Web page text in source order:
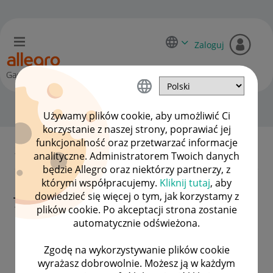
Używamy plików cookie, aby umożliwić Ci
korzystanie z naszej strony, poprawiać jej
funkcjonalność oraz przetwarzać informacje
analityczne. Administratorem Twoich danych
będzie Allegro oraz niektórzy partnerzy, z
którymi współpracujemy. Kliknij tutaj, aby
dowiedzieć się więcej o tym, jak korzystamy z
plików cookie. Po akceptacji strona zostanie
automatycznie odświeżona.
Zgodę na wykorzystywanie plików cookie
wyrażasz dobrowolnie. Możesz ją w każdym
Gadane
Zaloguj
Zgłoś swój pomysł!
2 Komentarze
Jednolite zasady wyceny
towarów "z metra".
#7 Wielbiciel